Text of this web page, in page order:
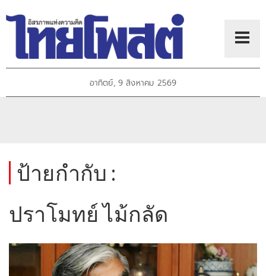
อาทิตย์, 9 สิงหาคม 2569
ป้ายกำกับ :
ปราโมทย์ ไม้กลัด